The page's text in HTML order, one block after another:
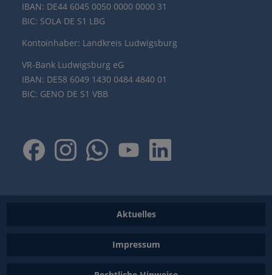
IBAN: DE44 6045 0050 0000 0000 31
BIC: SOLA DE S1 LBG
Kontoinhaber: Landkreis Ludwigsburg
VR-Bank Ludwigsburg eG
IBAN: DE58 6049 1430 0484 4840 01
BIC: GENO DE S1 VBB
Aktuelles
Impressum